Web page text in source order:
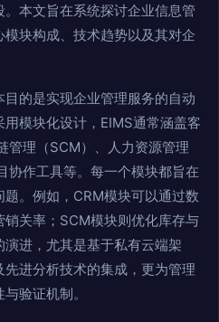
本文旨在系统探讨企业信息管
块构成、技术趋势以及其对企
的是实现企业管理服务的自动
模块化设计，EIMS通常涵盖客
管理（SCM）、人力资源管理
协作工具等。每一个模块都旨在
。例如，CRM模块可以通过数
关率；SCM模块则优化库存与
进，尤其是基于私有云端架
进分析技术的集成，更为管理
验证机制。